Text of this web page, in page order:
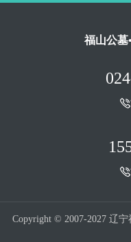
福山公墓
Copyright © 2007-2027 辽宁